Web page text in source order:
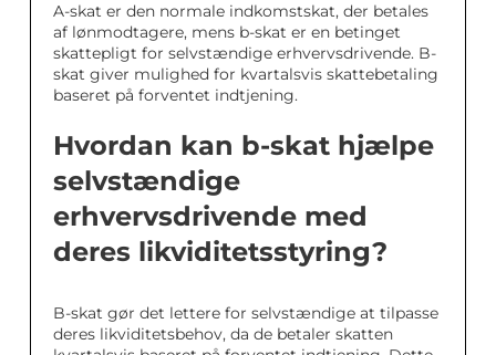
A-skat er den normale indkomstskat, der betales
af lønmodtagere, mens b-skat er en betinget
skattepligt for selvstændige erhvervsdrivende. B-
skat giver mulighed for kvartalsvis skattebetaling
baseret på forventet indtjening.
Hvordan kan b-skat hjælpe
selvstændige
erhvervsdrivende med
deres likviditetsstyring?
B-skat gør det lettere for selvstændige at tilpasse
deres likviditetsbehov, da de betaler skatten